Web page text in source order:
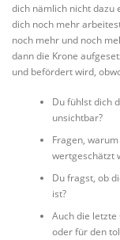
dich nämlich nicht dazu
dich noch mehr
noch mehr und noch
dann die Krone
und befördert wird,
Du fühlst dich
unsichtbar?
Fragen,
wertgeschätzt
Du fragst, ob
ist?
Auch die
oder für den